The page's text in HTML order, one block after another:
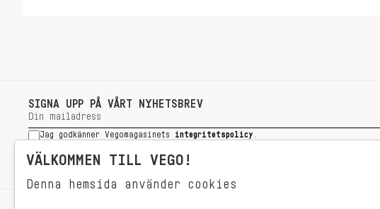
SIGNA UPP PÅ VÅRT NYHETSBREV
Jag godkänner Vegomagasinets integritetspolicy
SIGNA UPP
VÄLKOMMEN TILL VEGO!
Denna hemsida använder cookies